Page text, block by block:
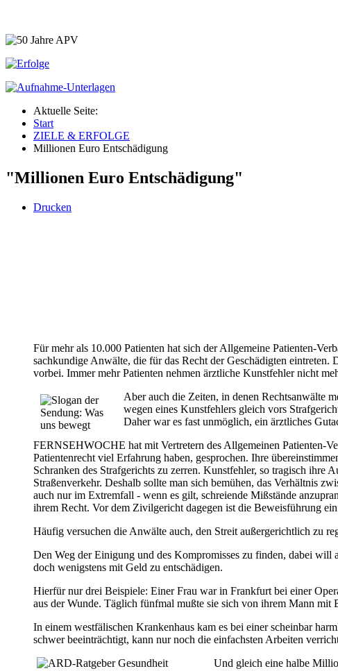
Aktuelle Seite:
Start
ZIELE & ERFOLGE
Millionen Euro Entschädigung
"Millionen Euro Entschädigung"
Drucken
Für mehr als 10.000 Patienten hat sich der Allgemeine Patienten-
sachkundige Anwälte, die für das Recht der Geschädigten
vorbei. Immer mehr Patienten nehmen ärztliche Kunst­fehler nicht
Aber auch die Zeiten, in denen Rechtsanwälte
wegen eines Kunstfehlers gleich vors
Daher war es fast unmöglich, ein ärztliches
FERNSEHWOCHE hat mit Vertretern des Allgemeinen Patienten-
Patientenrecht viel Erfahrung haben, gesprochen. Ihre
Schranken des Strafgerichts zu zerren. Kunstfehler, so tragisch
Straßenverkehr. Deshalb sollte man sich bemühen, das Verhältnis
auch nur im Extremfall - wenn es gilt, schreiende Mißstände
ihrem Recht. Vor dem Zivilgericht dagegen ist die Beweisführung
Häufig versuchen die Anwälte auch, den Streit außergerichtlich zu
Den Weg der Einigung und des Kompromisses zu finden, dabei will
doch wenigstens mit Geld zu entschädigen.
Hierfür nur drei Beispiele: Einer Frau war in Frankfurt bei einer
aus der Wunde. Täglich fünfmal mußte sie sich von ihrem Mann
In einem westfälischen Krankenhaus kam es bei einer scheinbar
schwer beeinträchtigt, kann nur noch die einfachsten Arbeiten
Und gleich eine halbe